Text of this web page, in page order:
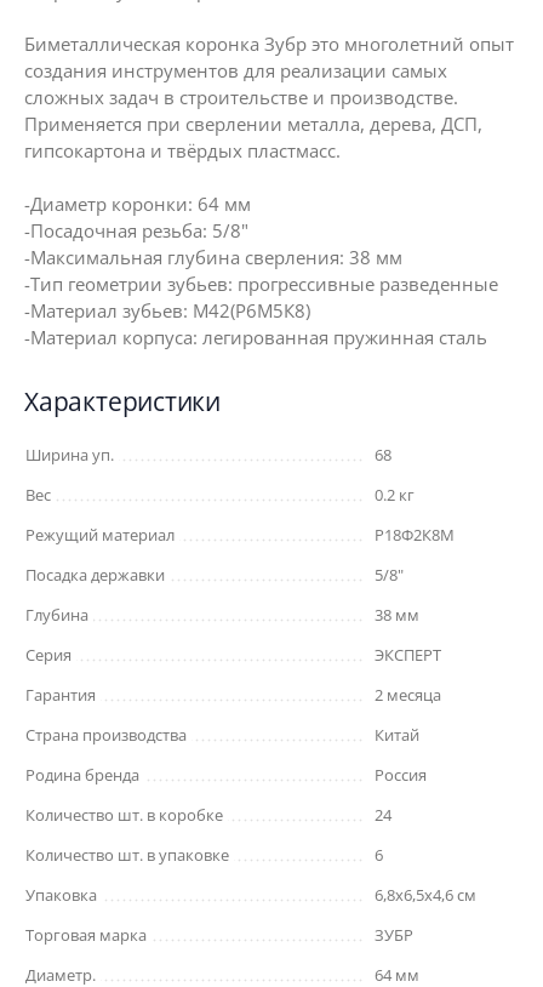
Биметаллическая коронка Зубр это многолетний опыт
создания инструментов для реализации самых
сложных задач в строительстве и производстве.
Применяется при сверлении металла, дерева, ДСП,
гипсокартона и твёрдых пластмасс.
-Диаметр коронки: 64 мм
-Посадочная резьба: 5/8"
-Максимальная глубина сверления: 38 мм
-Тип геометрии зубьев: прогрессивные разведенные
-Материал зубьев: М42(Р6М5К8)
-Материал корпуса: легированная пружинная сталь
Характеристики
Ширина уп.
68
Вес
0.2 кг
Режущий материал
Р18Ф2К8М
Посадка державки
5/8"
Глубина
38 мм
Серия
ЭКСПЕРТ
Гарантия
2 месяца
Страна производства
Китай
Родина бренда
Россия
Количество шт. в коробке
24
Количество шт. в упаковке
6
Упаковка
6,8x6,5x4,6 см
Торговая марка
ЗУБР
Диаметр.
64 мм